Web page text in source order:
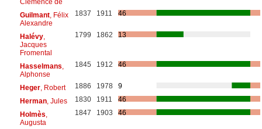
Guilmant, Félix
Alexandre
1837 1911 46
Halévy,
Jacques
Fromental
1799 1862 13
Hasselmans
Alphonse
1845 1912 46
Heger, Robert 1886 1978
9
Herman, Jules 1830 1911
46
Holmès
Augusta
1847 1903 46